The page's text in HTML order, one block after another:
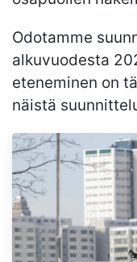
Odotamme
alkuvuodesta
eteneminen on
näistä